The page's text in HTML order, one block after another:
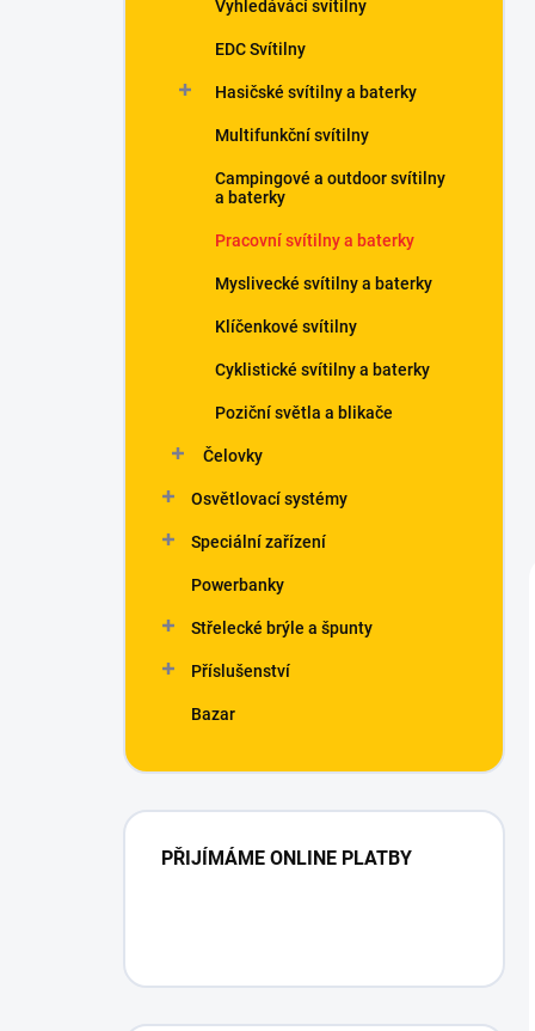
Vyhledávácí svítilny
EDC Svítilny
Hasičské svítilny a baterky
Multifunkční svítilny
Campingové a outdoor svítilny
a baterky
Pracovní svítilny a baterky
Myslivecké svítilny a baterky
Klíčenkové svítilny
Cyklistické svítilny a baterky
Poziční světla a blikače
Čelovky
Osvětlovací systémy
Speciální zařízení
Powerbanky
Střelecké brýle a špunty
Příslušenství
Bazar
PŘIJÍMÁME ONLINE PLATBY